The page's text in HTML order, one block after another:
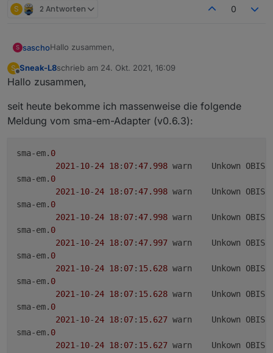
S 2 Antworten 0
S saschoHallo zusammen,
leider findet der SMA-EM unseren neuen Sunny Home
Manager 2.0 nicht.
jgs524ev2 gehängt und diesen dann als einziges Gerät
an die Fritzbox. Auf dem Netgear ist das IGPM
Der Netgear, die Fritzbox und die Synology NAS
Auf dem ioBroker container sind folgende Ports
freigeschaltet:
Ich habe mal den den SMA-EM unter der
angegebenen IP angepingt aber bekomme folgende
finden.
Für mich sieht das so aus, als wenn der Iobroker in
einem anderem Subnetz als 255.255.255.0 hängt. Ist
meine Vermutung richtig?
S
Offline
Sneak-L8schrieb am 24. Okt. 2021, 16:09
zuletzt editiert von
Hallo zusammen,
seit heute bekomme ich massenweise die folgende
Meldung vom sma-em-Adapter (v0.6.3):
sma-em. 0
2021 -10-24 18: 07:47.998
warn	Unkown
sma-em. 0
2021 -10-24 18: 07:47.998
warn	Unkown
sma-em. 0
2021 -10-24 18: 07:47.998
warn	Unkown
sma-em. 0
2021 -10-24 18: 07:47.997
warn	Unkown
sma-em. 0
2021 -10-24 18: 07: 15.628
warn	Unkown
sma-em. 0
2021 -10-24 18: 07: 15.628
warn	Unkown
sma-em. 0
2021 -10-24 18: 07: 15.627
warn	Unkown
sma-em. 0
2021 -10-24 18: 07: 15.627
warn	Unkown